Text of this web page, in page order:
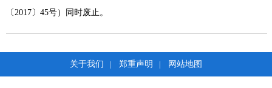
〔2017〕45号）同时废止。
关于我们 郑重声明 网站地图